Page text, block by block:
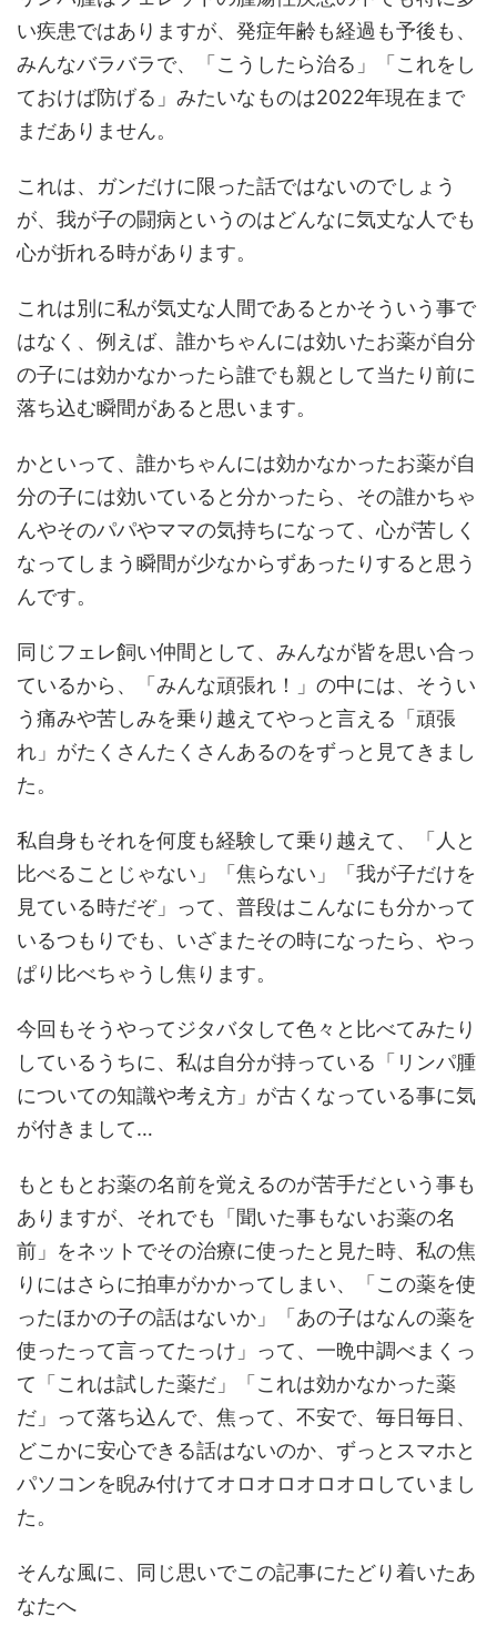
い疾患ではありますが、発症年齢も経過も予後も、
みんなバラバラで、「こうしたら治る」「これをし
ておけば防げる」みたいなものは2022年現在まで
まだありません。
これは、ガンだけに限った話ではないのでしょう
が、我が子の闘病というのはどんなに気丈な人でも
心が折れる時があります。
これは別に私が気丈な人間であるとかそういう事で
はなく、例えば、誰かちゃんには効いたお薬が自分
の子には効かなかったら誰でも親として当たり前に
落ち込む瞬間があると思います。
かといって、誰かちゃんには効かなかったお薬が自
分の子には効いていると分かったら、その誰かちゃ
んやそのパパやママの気持ちになって、心が苦しく
なってしまう瞬間が少なからずあったりすると思う
んです。
同じフェレ飼い仲間として、みんなが皆を思い合っ
ているから、「みんな頑張れ！」の中には、そうい
う痛みや苦しみを乗り越えてやっと言える「頑張
れ」がたくさんたくさんあるのをずっと見てきまし
た。
私自身もそれを何度も経験して乗り越えて、「人と
比べることじゃない」「焦らない」「我が子だけを
見ている時だぞ」って、普段はこんなにも分かって
いるつもりでも、いざまたその時になったら、やっ
ぱり比べちゃうし焦ります。
今回もそうやってジタバタして色々と比べてみたり
しているうちに、私は自分が持っている「リンパ腫
についての知識や考え方」が古くなっている事に気
が付きまして…
もともとお薬の名前を覚えるのが苦手だという事も
ありますが、それでも「聞いた事もないお薬の名
前」をネットでその治療に使ったと見た時、私の焦
りにはさらに拍車がかかってしまい、「この薬を使
ったほかの子の話はないか」「あの子はなんの薬を
使ったって言ってたっけ」って、一晩中調べまくっ
て「これは試した薬だ」「これは効かなかった薬
だ」って落ち込んで、焦って、不安で、毎日毎日、
どこかに安心できる話はないのか、ずっとスマホと
パソコンを睨み付けてオロオロオロオロしていまし
た。
そんな風に、同じ思いでこの記事にたどり着いたあ
なたへ